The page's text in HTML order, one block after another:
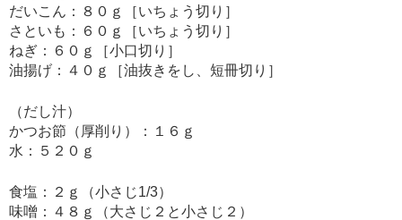
だいこん：８０ｇ［いちょう切り］
さといも：６０ｇ［いちょう切り］
ねぎ：６０ｇ［小口切り］
油揚げ：４０ｇ［油抜きをし、短冊切り］
（だし汁）
かつお節（厚削り）：１６ｇ
水：５２０ｇ
食塩：２ｇ（小さじ1/3）
味噌：４８ｇ（大さじ２と小さじ２）